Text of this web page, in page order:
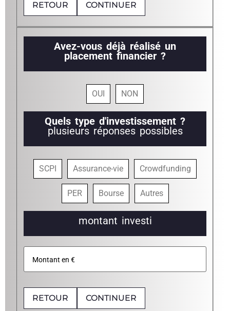
RETOUR CONTINUER
Avez-vous déjà réalisé un
placement financier ?
OUI NON
Quels type d'investissement ?
plusieurs réponses possibles
SCPI Assurance-vie Crowdfunding
PER Bourse Autres
montant investi
RETOUR CONTINUER